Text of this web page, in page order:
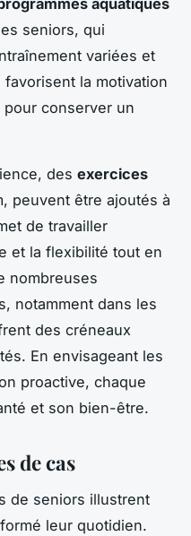
seniors, qui
variées et
la motivation
pour conserver un
des exercices
peuvent être ajoutés à
de travailler
et la flexibilité tout en
nombreuses
notamment dans les
des créneaux
En envisageant les
proactive, chaque
et son bien-être.
de cas
de seniors illustrent
leur quotidien.